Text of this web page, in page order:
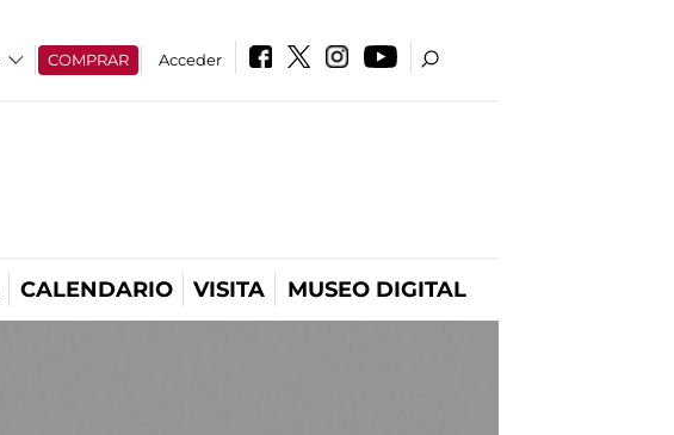
COMPRAR Acceder
CALENDARIO VISITA MUSEO DIGITAL